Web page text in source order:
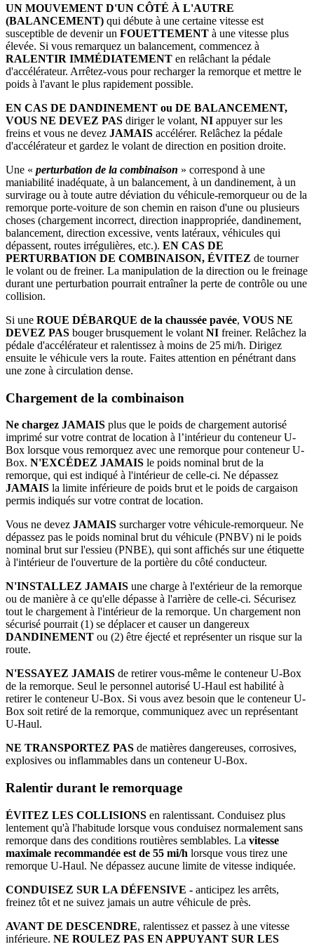
UN MOUVEMENT D'UN CÔTÉ À L'AUTRE
(BALANCEMENT) qui débute à une certaine vitesse est
susceptible de devenir un FOUETTEMENT à une vitesse plus
élevée. Si vous remarquez un balancement, commencez à
RALENTIR IMMÉDIATEMENT en relâchant la pédale
d'accélérateur. Arrêtez-vous pour recharger la remorque et mettre le
poids à l'avant le plus rapidement possible.
EN CAS DE DANDINEMENT ou DE BALANCEMENT,
VOUS NE DEVEZ PAS diriger le volant, NI appuyer sur les
freins et vous ne devez JAMAIS accélérer. Relâchez la pédale
d'accélérateur et gardez le volant de direction en position droite.
Une « perturbation de la combinaison » correspond à une
maniabilité inadéquate, à un balancement, à un dandinement, à un
survirage ou à toute autre déviation du véhicule-remorqueur ou de la
remorque porte-voiture de son chemin en raison d'une ou plusieurs
choses (chargement incorrect, direction inappropriée, dandinement,
balancement, direction excessive, vents latéraux, véhicules qui
dépassent, routes irrégulières, etc.). EN CAS DE
PERTURBATION DE COMBINAISON, ÉVITEZ de tourner
le volant ou de freiner. La manipulation de la direction ou le freinage
durant une perturbation pourrait entraîner la perte de contrôle ou une
collision.
Si une ROUE DÉBARQUE de la chaussée pavée, VOUS NE
DEVEZ PAS bouger brusquement le volant NI freiner. Relâchez la
pédale d'accélérateur et ralentissez à moins de 25 mi/h. Dirigez
ensuite le véhicule vers la route. Faites attention en pénétrant dans
une zone à circulation dense.
Chargement de la combinaison
Ne chargez JAMAIS plus que le poids de chargement autorisé
imprimé sur votre contrat de location à l’intérieur du conteneur U-
Box lorsque vous remorquez avec une remorque pour conteneur U-
Box. N'EXCÉDEZ JAMAIS le poids nominal brut de la
remorque, qui est indiqué à l'intérieur de celle-ci. Ne dépassez
JAMAIS la limite inférieure de poids brut et le poids de cargaison
permis indiqués sur votre contrat de location.
Vous ne devez JAMAIS surcharger votre véhicule-remorqueur. Ne
dépassez pas le poids nominal brut du véhicule (PNBV) ni le poids
nominal brut sur l'essieu (PNBE), qui sont affichés sur une étiquette
à l'intérieur de l'ouverture de la portière du côté conducteur.
N'INSTALLEZ JAMAIS une charge à l'extérieur de la remorque
ou de manière à ce qu'elle dépasse à l'arrière de celle-ci. Sécurisez
tout le chargement à l'intérieur de la remorque. Un chargement non
sécurisé pourrait (1) se déplacer et causer un dangereux
DANDINEMENT ou (2) être éjecté et représenter un risque sur la
route.
N'ESSAYEZ JAMAIS de retirer vous-même le conteneur U-Box
de la remorque. Seul le personnel autorisé U-Haul est habilité à
retirer le conteneur U-Box. Si vous avez besoin que le conteneur U-
Box soit retiré de la remorque, communiquez avec un représentant
U-Haul.
NE TRANSPORTEZ PAS de matières dangereuses, corrosives,
explosives ou inflammables dans un conteneur U-Box.
Ralentir durant le remorquage
ÉVITEZ LES COLLISIONS en ralentissant. Conduisez plus
lentement qu'à l'habitude lorsque vous conduisez normalement sans
remorque dans des conditions routières semblables. La vitesse
maximale recommandée est de 55 mi/h lorsque vous tirez une
remorque U-Haul. Ne dépassez aucune limite de vitesse indiquée.
CONDUISEZ SUR LA DÉFENSIVE - anticipez les arrêts,
freinez tôt et ne suivez jamais un autre véhicule de près.
AVANT DE DESCENDRE, ralentissez et passez à une vitesse
inférieure. NE ROULEZ PAS EN APPUYANT SUR LES